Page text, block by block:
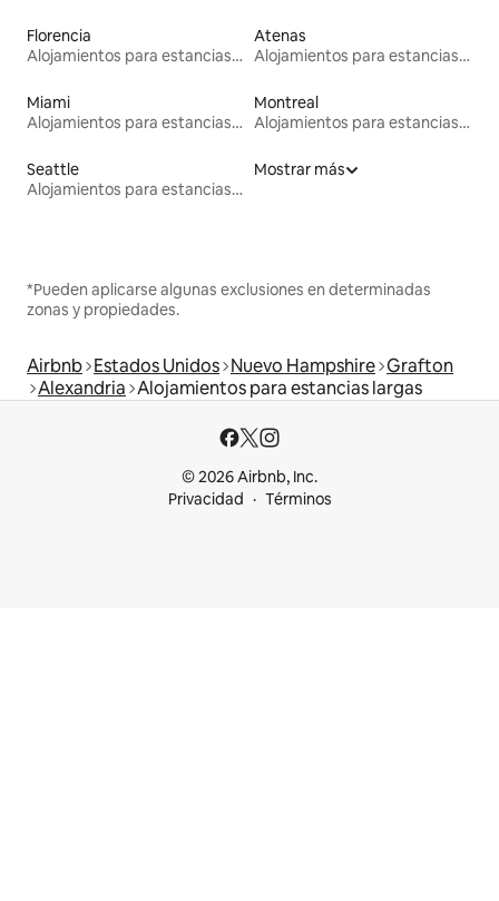
Florencia
Alojamientos para estancias largas
Atenas
Alojamientos para estancias largas
Miami
Alojamientos para estancias largas
Montreal
Alojamientos para estancias largas
Seattle
Alojamientos para estancias largas
Mostrar más
*Pueden aplicarse algunas exclusiones en determinadas
zonas y propiedades.
Airbnb Estados Unidos Nuevo Hampshire Grafton
Alexandria Alojamientos para estancias largas
© 2026 Airbnb, Inc.
Privacidad
Términos